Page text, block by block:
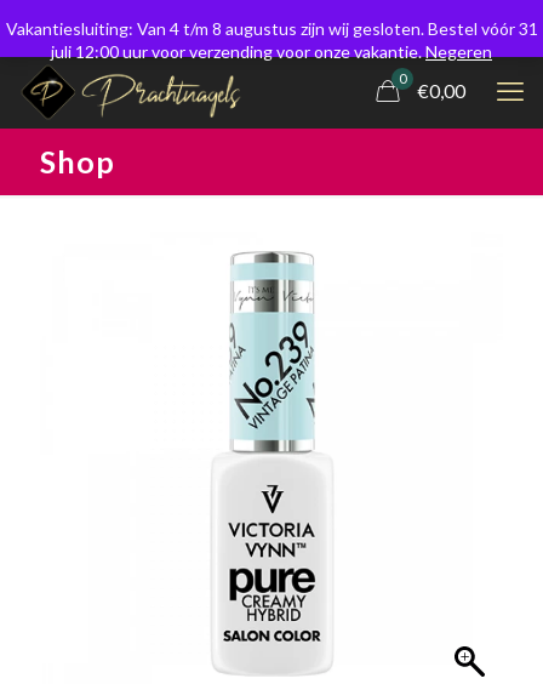
0
€0,00
Shop
Vakantiesluiting: Van 4 t/m 8 augustus zijn wij gesloten. Bestel vóór 31
juli 12:00 uur voor verzending voor onze vakantie.Negeren